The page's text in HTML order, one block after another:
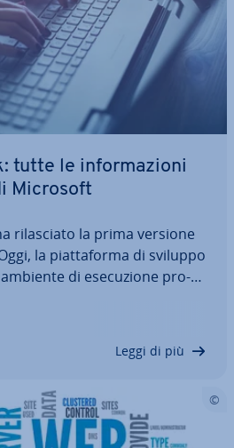
tutte le in­for­ma­zio­ni
Microsoft
ri­la­scia­to la prima versione
la piat­ta­for­ma di sviluppo
di ese­cu­zio­ne pro­
il framework e le
Leggi di più